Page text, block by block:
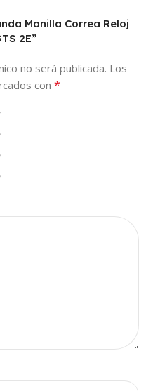
Manilla Correa Reloj
2E”
no será publicada. Los
con *